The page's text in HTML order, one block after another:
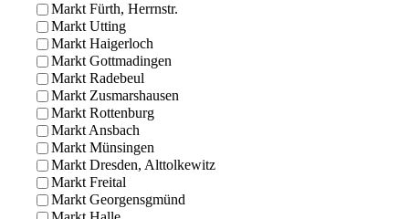
Markt Fürth, Herrnstr.
Markt Utting
Markt Haigerloch
Markt Gottmadingen
Markt Radebeul
Markt Zusmarshausen
Markt Rottenburg
Markt Ansbach
Markt Münsingen
Markt Dresden, Alttolkewitz
Markt Freital
Markt Georgensgmünd